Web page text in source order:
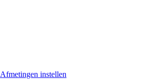
Afmetingen instellen